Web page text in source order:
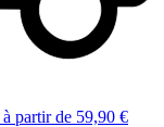
à partir de 59,90 €